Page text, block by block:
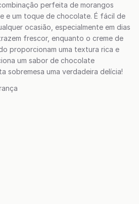
perfeita de morangos
e um toque de chocolate. É fácil de
ocasião, especialmente em dias
frescor, enquanto o creme de
proporcionam uma textura rica e
um sabor de chocolate
sobremesa uma verdadeira delícia!